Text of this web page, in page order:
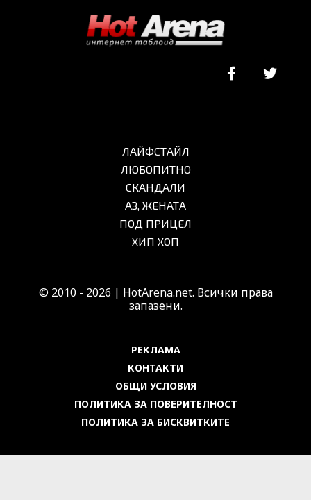
ЛАЙФСТАЙЛ
ЛЮБОПИТНО
СКАНДАЛИ
АЗ, ЖЕНАТА
ПОД ПРИЦЕЛ
ХИП ХОП
© 2010 - 2026 | HotArena.net. Всички права
запазени.
РЕКЛАМА
КОНТАКТИ
ОБЩИ УСЛОВИЯ
ПОЛИТИКА ЗА ПОВЕРИТЕЛНОСТ
ПОЛИТИКА ЗА БИСКВИТКИТЕ